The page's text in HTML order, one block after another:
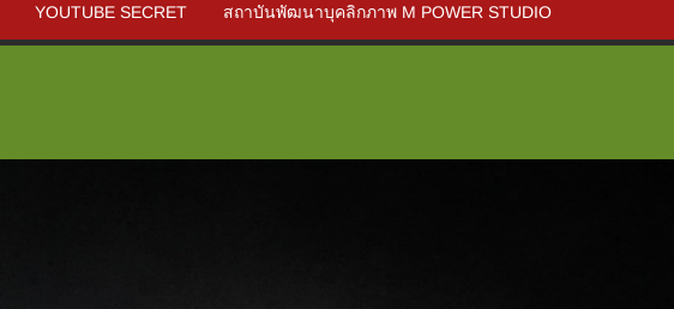
YOUTUBE SECRET สถาบันพัฒนาบุคลิกภาพ M POWER STUDIO